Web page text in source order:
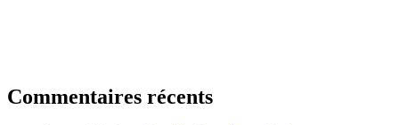
Commentaires récents